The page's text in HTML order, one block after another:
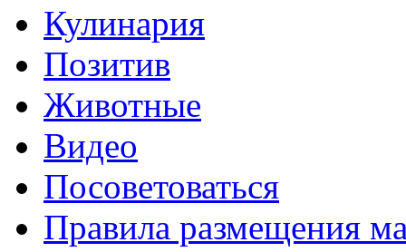
Кулинария
Позитив
Животные
Видео
Посоветоваться
Правила размещения